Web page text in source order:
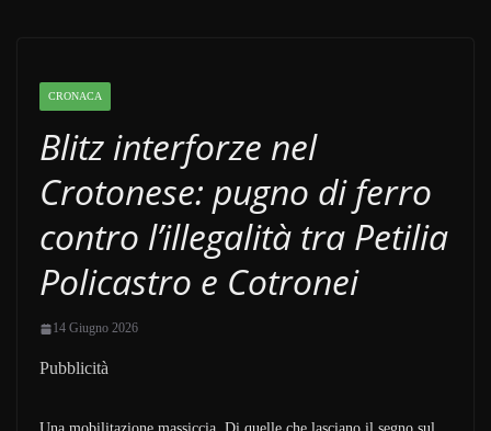
CRONACA
Blitz interforze nel
Crotonese: pugno di ferro
contro l’illegalità tra Petilia
Policastro e Cotronei
14 Giugno 2026
Pubblicità